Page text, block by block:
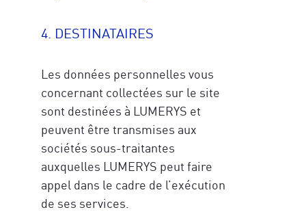
4. DESTINATAIRES
Les données personnelles vous
concernant collectées sur le site
sont destinées à LUMERYS et
peuvent être transmises aux
sociétés sous-traitantes
auxquelles LUMERYS peut faire
appel dans le cadre de l’exécution
de ses services.